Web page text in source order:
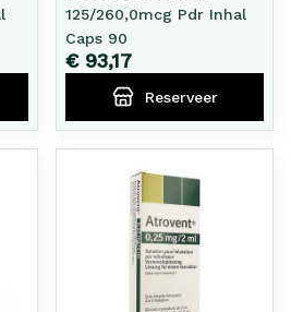
125/260,0mcg Pdr Inhal
Caps 90
€ 93,17
Reserveer